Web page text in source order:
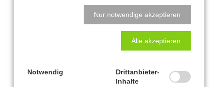
nicht optimal geformte Hüftgelenke
• Beckenbeschwerden verschiedenster Art
Das CANTIENICA®-Beckenbodentraining – die Effekte:
Nur notwendige akzeptieren
Alle akzeptieren
Notwendig
Drittanbieter-
Inhalte